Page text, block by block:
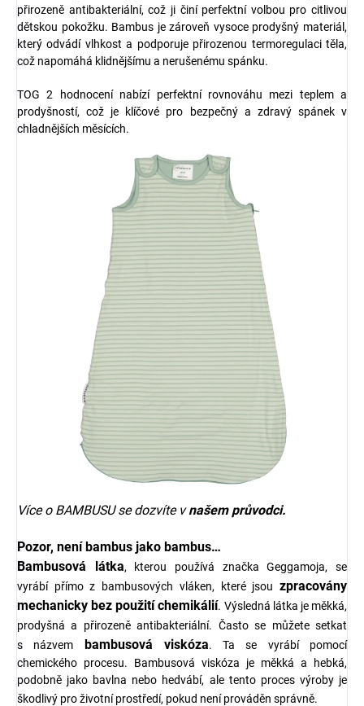
přirozeně antibakteriální, což ji činí perfektní volbou pro citlivou
dětskou pokožku. Bambus je zároveň vysoce prodyšný materiál,
který odvádí vlhkost a podporuje přirozenou termoregulaci těla,
což napomáhá klidnějšímu a nerušenému spánku.
TOG 2 hodnocení nabízí perfektní rovnováhu mezi teplem a
prodyšností, což je klíčové pro bezpečný a zdravý spánek v
chladnějších měsících.
Více o BAMBUSU se dozvíte vnašem průvodci.
Pozor, není bambus jako bambus…
Bambusová látka, kterou používá značka Geggamoja, se
vyrábí přímo z bambusových vláken, které jsou zpracovány
mechanicky bez použití chemikálií. Výsledná látka je měkká,
prodyšná a přirozeně antibakteriální. Často se můžete setkat
s názvem bambusová viskóza. Ta se vyrábí pomocí
chemického procesu. Bambusová viskóza je měkká a hebká,
podobně jako bavlna nebo hedvábí, ale tento proces výroby je
škodlivý pro životní prostředí, pokud není prováděn správně.